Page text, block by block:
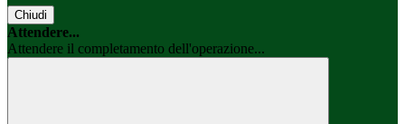
Chiudi
Attendere...
Attendere il completamento dell'operazione...